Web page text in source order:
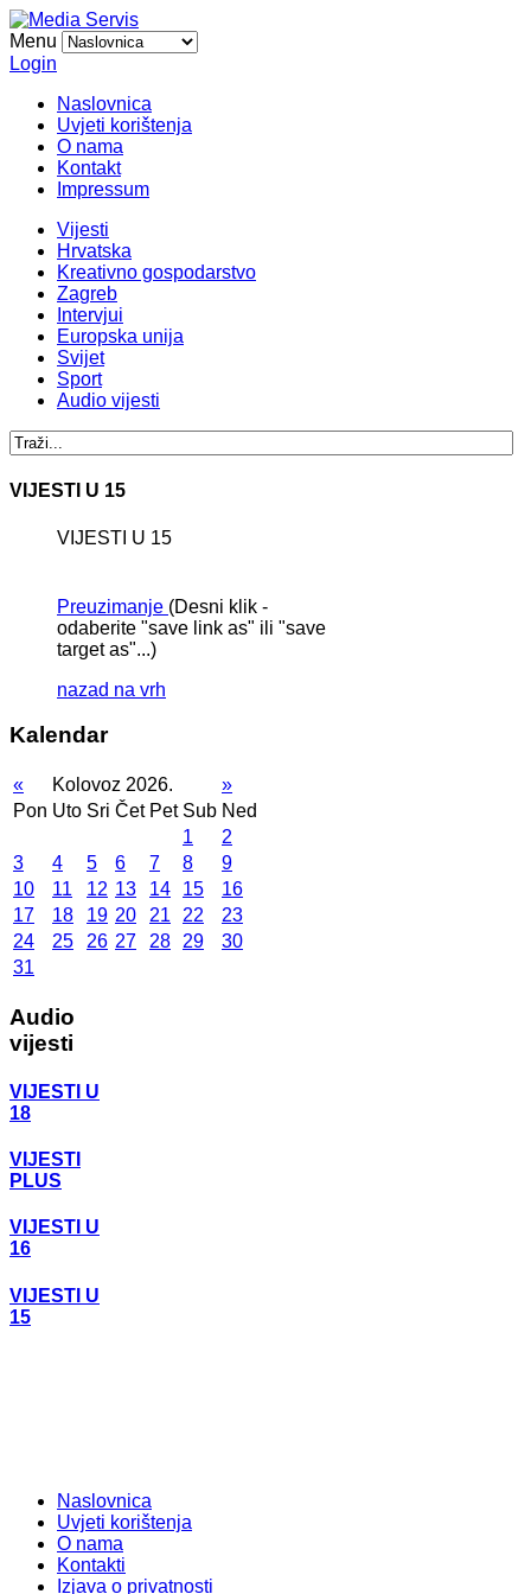
Menu
Login
Naslovnica
Uvjeti korištenja
O nama
Kontakt
Impressum
Vijesti
Hrvatska
Kreativno gospodarstvo
Zagreb
Intervjui
Europska unija
Svijet
Sport
Audio vijesti
VIJESTI U 15
VIJESTI U 15
Preuzimanje (Desni klik -
odaberite "save link as" ili "save
target as"...)
nazad na vrh
Kalendar
« Kolovoz 2026.
»
Pon Uto Sri Čet Pet Sub Ned
1
2
3
4 5 6 7 8
9
10
11 12 13 14 15
16
17
18 19 20 21 22
23
24
25 26 27 28 29
30
31
Audio
vijesti
VIJESTI U
18
VIJESTI
PLUS
VIJESTI U
16
VIJESTI U
15
Naslovnica
Uvjeti korištenja
O nama
Kontakti
Izjava o privatnosti